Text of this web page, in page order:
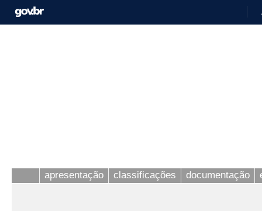
apresentação classificações documentação